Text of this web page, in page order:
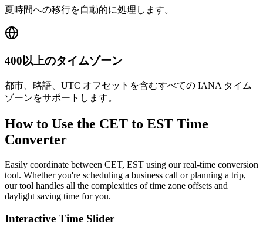
夏時間への移行を自動的に処理します。
400以上のタイムゾーン
都市、略語、UTC オフセットを含むすべての IANA タイム
ゾーンをサポートします。
How to Use the CET to EST Time
Converter
Easily coordinate between CET, EST using our real-time conversion
tool. Whether you're scheduling a business call or planning a trip,
our tool handles all the complexities of time zone offsets and
daylight saving time for you.
Interactive Time Slider